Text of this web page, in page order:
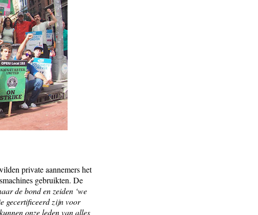
private aannemers het
gebruikten. De
de bond en zeiden ‘we
gecertificeerd zijn voor
onze leden van alles